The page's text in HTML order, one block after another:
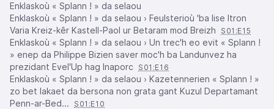
Enklaskoù « Splann ! » da selaou
Enklaskoù « Splann ! » da selaou › Feulsterioù 'ba lise Itron
Varia Kreiz-kêr Kastell-Paol ur Betaram mod Breizh
S01:E15
Enklaskoù « Splann ! » da selaou › Un trec'h eo evit « Splann !
» enep da Philippe Bizien saver moc'h ba Landunvez ha
prezidant Evel'Up hag Inaporc
S01:E16
Enklaskoù « Splann ! » da selaou › Kazetennerien « Splann ! »
zo bet lakaet da bersona non grata gant Kuzul Departamant
Penn-ar-Bed...
S01:E10